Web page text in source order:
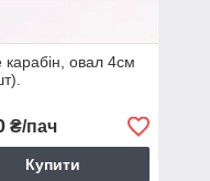
карабін, овал 4см
₴/пач
Купити